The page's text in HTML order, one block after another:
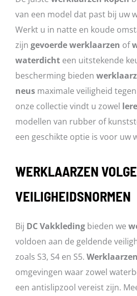
van een model dat past bij uw
Werkt u in natte en koude
zijn gevoerde werklaarzen of
waterdicht een uitstekende
bescherming bieden
neus maximale veiligheid
onze collectie vindt u zowel
modellen van rubber of
een geschikte optie is voor uw
WERKLAARZEN
VEILIGHEIDSNORMEN
Bij DC Vakkleding bieden we
voldoen aan de geldende
zoals S3, S4 en S5.
omgevingen waar zowel
een antislipzool vereist zijn.